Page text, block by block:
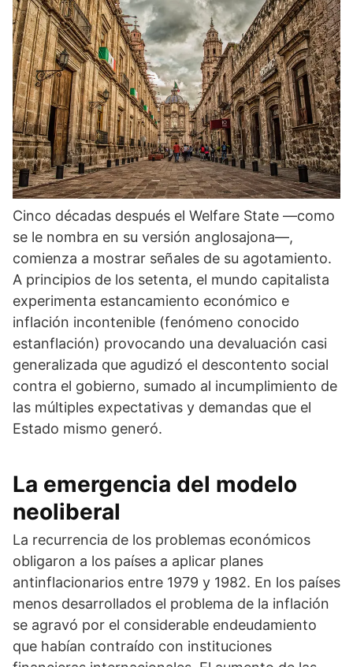
Cinco décadas después el Welfare State —como
se le nombra en su versión anglosajona—,
comienza a mostrar señales de su agotamiento.
A principios de los setenta, el mundo capitalista
experimenta estancamiento económico e
inflación incontenible (fenómeno conocido
estanflación) provocando una devaluación casi
generalizada que agudizó el descontento social
contra el gobierno, sumado al incumplimiento de
las múltiples expectativas y demandas que el
Estado mismo generó.
La emergencia del modelo
neoliberal
La recurrencia de los problemas económicos
obligaron a los países a aplicar planes
antinflacionarios entre 1979 y 1982. En los países
menos desarrollados el problema de la inflación
se agravó por el considerable endeudamiento
que habían contraído con instituciones